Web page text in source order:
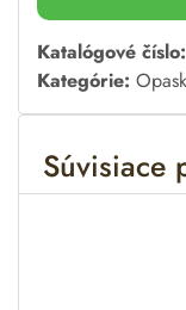
A
l
t
n
Katalógové číslo:
Kategórie:
Súvisiace